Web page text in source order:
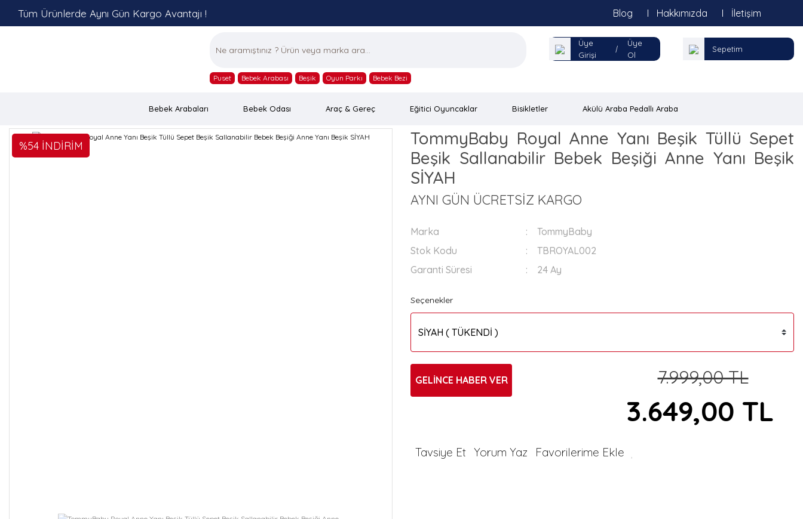
Tüm Ürünlerde Aynı Gün Kargo Avantajı ! Blog Hakkımızda İletişim
Puset Bebek Arabası Beşik Oyun Parkı Bebek Bezi
Üye
Girişi
|
Üye
Ol
Sepetim
Bebek Arabaları Bebek Odası Araç & Gereç Eğitici Oyuncaklar Bisikletler Akülü Araba Pedallı Araba
TommyBaby Royal Anne Yanı Beşik Tüllü Sepet
Beşik Sallanabilir Bebek Beşiği Anne Yanı Beşik
SİYAH
AYNI GÜN ÜCRETSİZ KARGO
Marka
TommyBaby
Stok Kodu
TBROYAL002
Garanti Süresi
24 Ay
Seçenekler
GELİNCE HABER VER
%54 İNDİRİM
7.999,00 TL
3.649,00 TL
Tavsiye Et Yorum Yaz